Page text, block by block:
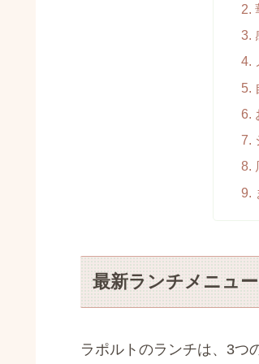
最新ランチメニュー
ラポルトのランチは、3つ